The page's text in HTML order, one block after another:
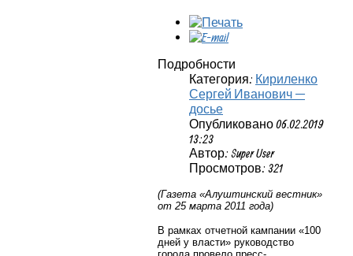
Подробности
Категория: Кириленко
Сергей Иванович —
досье
Опубликовано 06.02.2019
13:23
Автор: Super User
Просмотров: 321
(Газета «Алуштинский вестник»
от 25 марта 2011 года)
В рамках отчетной кампании «100
дней у власти» руководство